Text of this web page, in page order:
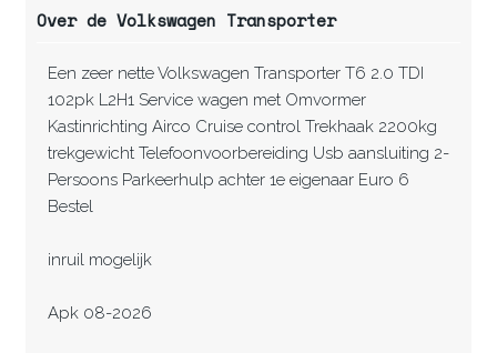
Over de Volkswagen Transporter
Een zeer nette Volkswagen Transporter T6 2.0 TDI
102pk L2H1 Service wagen met Omvormer
Kastinrichting Airco Cruise control Trekhaak 2200kg
trekgewicht Telefoonvoorbereiding Usb aansluiting 2-
Persoons Parkeerhulp achter 1e eigenaar Euro 6
Bestel
inruil mogelijk
Apk 08-2026